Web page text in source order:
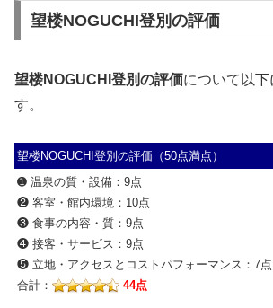
望楼NOGUCHI登別の評価
望楼NOGUCHI登別の評価について以下
す。
望楼NOGUCHI登別の評価（50点満点）
➊ 温泉の質・設備：9点
❷ 客室・館内環境：10点
❸ 食事の内容・質：9点
❹ 接客・サービス：9点
❺ 立地・アクセスとコストパフォーマンス：7点
合計：
44点